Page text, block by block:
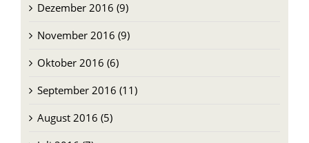
Dezember 2016 (9)
November 2016 (9)
Oktober 2016 (6)
September 2016 (11)
August 2016 (5)